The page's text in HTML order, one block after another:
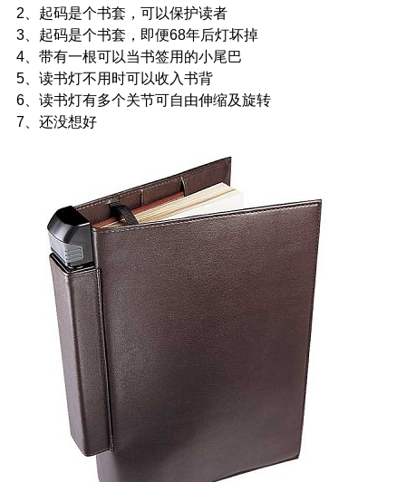
2、起码是个书套，可以保护读者
3、起码是个书套，即便68年后灯坏掉
4、带有一根可以当书签用的小尾巴
5、读书灯不用时可以收入书背
6、读书灯有多个关节可自由伸缩及旋转
7、还没想好